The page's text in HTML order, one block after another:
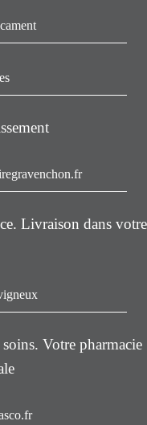
Livraison dans votre
Votre pharmacie